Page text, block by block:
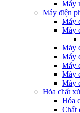
Máy
Máy điện
Máy
Máy
Máy
Máy
Máy
Máy
Máy
Hóa chất
Hóa
Chất